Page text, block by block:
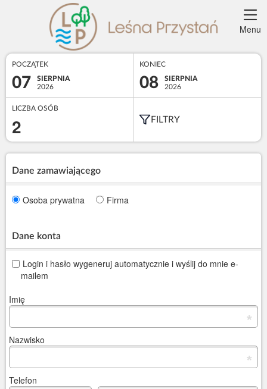
Menu
POCZĄTEK
07
SIERPNIA
2026
KONIEC
08
SIERPNIA
2026
LICZBA OSÓB
2 FILTRY
Dane zamawiającego
Osoba prywatna Firma
Dane konta
Login i hasło wygeneruj automatycznie i wyślij do mnie e-
mailem
Imię
*
Nazwisko
*
Telefon